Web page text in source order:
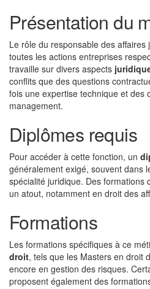
Présentation du
Le rôle du responsable des
toutes les actions entreprises
travaille sur divers aspects
conflits que des questions
fois une expertise technique et des
management.
Diplômes requis
Pour accéder à cette fonction, un
généralement exigé, souvent dans
spécialité juridique. Des formations
un atout, notamment en droit des
Formations
Les formations spécifiques à ce
droit, tels que les Masters en droit
encore en gestion des risques.
proposent également des